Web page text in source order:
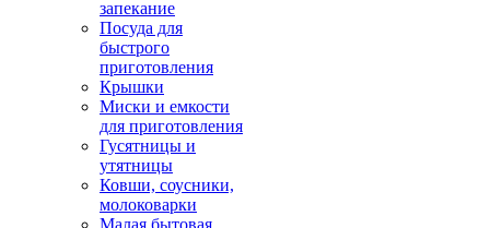
запекание
Посуда для
быстрого
приготовления
Крышки
Миски и емкости
для приготовления
Гусятницы и
утятницы
Ковши, соусники,
молоковарки
Малая бытовая